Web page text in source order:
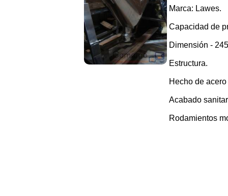
Marca: Lawes.
Capacidad de
Dimensión -
Estructura.
Hecho de
Acabado
Rodamientos